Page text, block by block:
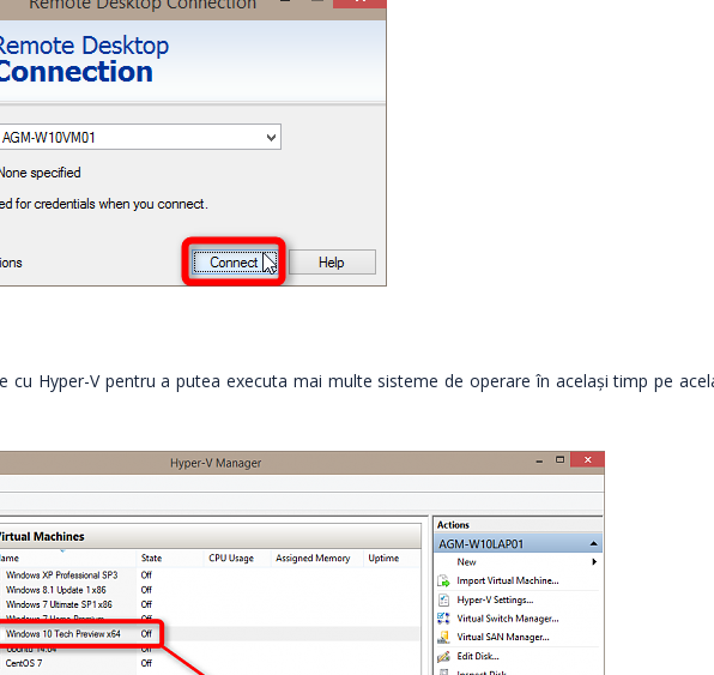
cu Hyper-V pentru a putea executa mai multe sisteme de operare în același timp pe